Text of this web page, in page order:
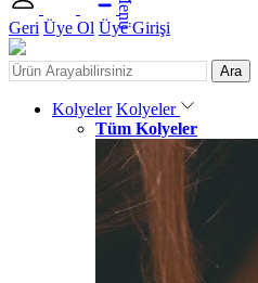
Menü
Geri Üye Ol Üye Girişi
Ara
Kolyeler Kolyeler
Tüm Kolyeler